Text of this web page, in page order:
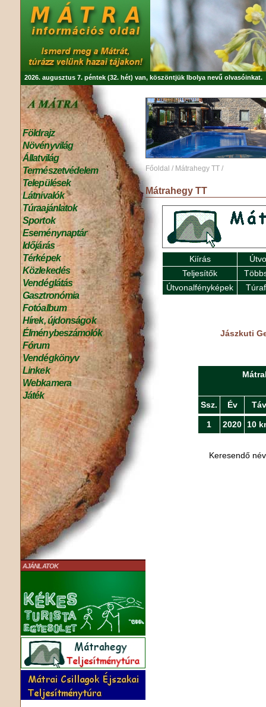
2026. augusztus 7. péntek (32. hét) van, köszöntjük Ibolya nevű olvasóinkat.
Földrajz
Növényvilág
Állatvilág
Természetvédelem
Települések
Látnivalók
Túraajánlatok
Sportok
Eseménynaptár
Időjárás
Térképek
Közlekedés
Vendéglátás
Gasztronómia
Fotóalbum
Hírek, újdonságok
Élménybeszámolók
Fórum
Vendégkönyv
Linkek
Webkamera
Játék
AJÁNLATOK
Főoldal / Mátrahegy TT /
Mátrahegy TT
Kiírás
Teljesítők
Útvonalfényképek
Jászkuti
Ssz. Év Táv
1 2020 10
Keresendő